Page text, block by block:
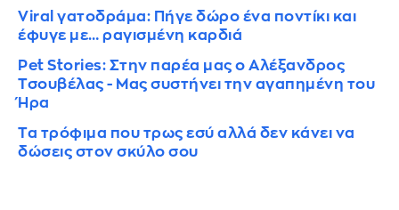
Viral γατοδράμα: Πήγε δώρο ένα ποντίκι και
έφυγε με… ραγισμένη καρδιά
Pet Stories: Στην παρέα μας ο Αλέξανδρος
Τσουβέλας - Μας συστήνει την αγαπημένη του
Ήρα
Τα τρόφιμα που τρως εσύ αλλά δεν κάνει να
δώσεις στον σκύλο σου